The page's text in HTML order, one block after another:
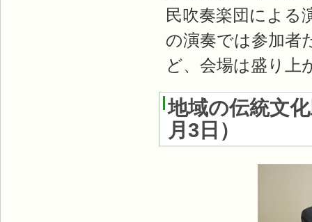
民吹奏楽団による
の演奏では参加者
ど、会場は盛り上
地域の伝統文
月3日 ）